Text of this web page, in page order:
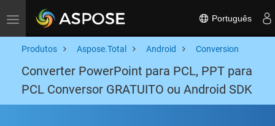
Toggle navigation Português
Produtos Aspose.Total Android Conversion
Converter PowerPoint para PCL, PPT para
PCL Conversor GRATUITO ou Android SDK